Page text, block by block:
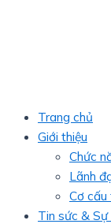
Trang chủ
Giới thiệu
Chức
Lãnh
Cơ
Tin sức & Sự